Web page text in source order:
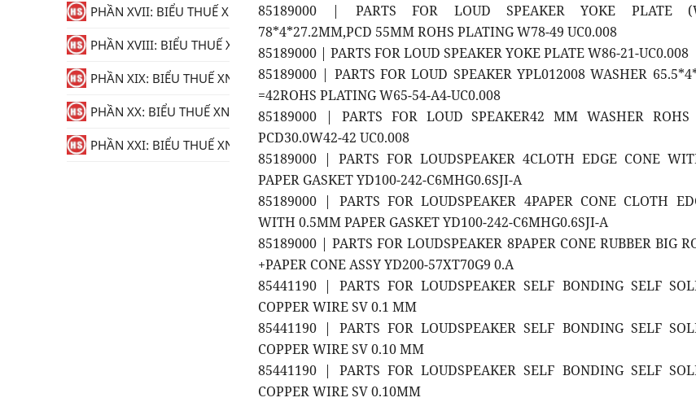
85189000 | PARTS FOR LOUD SPEAKER YOKE PLATE
78*4*27.2MM,PCD 55MM ROHS PLATING W78-49 UC0.008
85189000 | PARTS FOR LOUD SPEAKER YOKE PLATE W86-21-UC0.008
85189000 | PARTS FOR LOUD SPEAKER YPL012008 WASHER
=42ROHS PLATING W65-54-A4-UC0.008
85189000 | PARTS FOR LOUD SPEAKER42 MM WASHER ROHS
PCD30.0W42-42 UC0.008
85189000 | PARTS FOR LOUDSPEAKER 4CLOTH EDGE CONE
PAPER GASKET YD100-242-C6MHG0.6SJI-A
85189000 | PARTS FOR LOUDSPEAKER 4PAPER CONE CLOTH
WITH 0.5MM PAPER GASKET YD100-242-C6MHG0.6SJI-A
85189000 | PARTS FOR LOUDSPEAKER 8PAPER CONE RUBBER BIG
+PAPER CONE ASSY YD200-57XT70G9 0.A
85441190 | PARTS FOR LOUDSPEAKER SELF BONDING SELF
COPPER WIRE SV 0.1 MM
85441190 | PARTS FOR LOUDSPEAKER SELF BONDING SELF
COPPER WIRE SV 0.10 MM
85441190 | PARTS FOR LOUDSPEAKER SELF BONDING SELF
COPPER WIRE SV 0.10MM
PHẦN XVII: BIỂU THUẾ XNK
PHẦN XVIII: BIỂU THUẾ XNK
PHẦN XIX: BIỂU THUẾ XNK
PHẦN XX: BIỂU THUẾ XNK
PHẦN XXI: BIỂU THUẾ XNK